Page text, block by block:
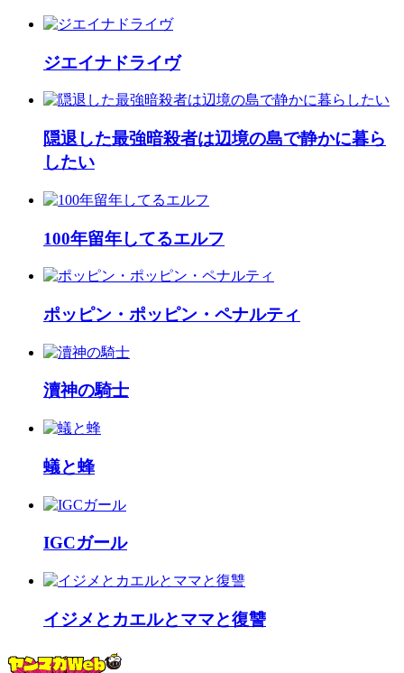
ジエイナドライヴ
隠退した最強暗殺者は辺境の島で静かに暮ら
したい
100年留年してるエルフ
ポッピン・ポッピン・ペナルティ
瀆神の騎士
蟻と蜂
IGCガール
イジメとカエルとママと復讐